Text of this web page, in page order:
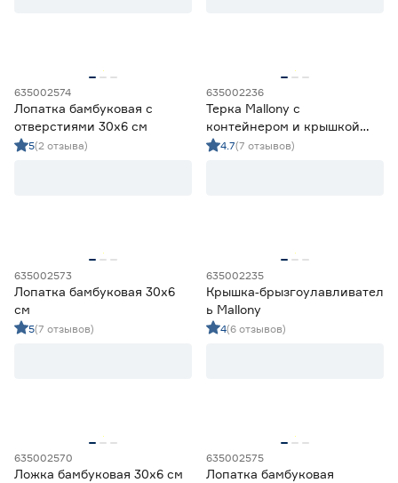
635002574
Лопатка бамбуковая с
отверстиями 30х6 см
5(2 отзыва)
635002236
Терка Mallony с
контейнером и крышкой
черная
4.7(7 отзывов)
635002573
Лопатка бамбуковая 30х6
см
5(7 отзывов)
635002235
Крышка‑брызгоулавливател
ь Mallony
4(6 отзывов)
635002570
Ложка бамбуковая 30х6 см
635002575
Лопатка бамбуковая